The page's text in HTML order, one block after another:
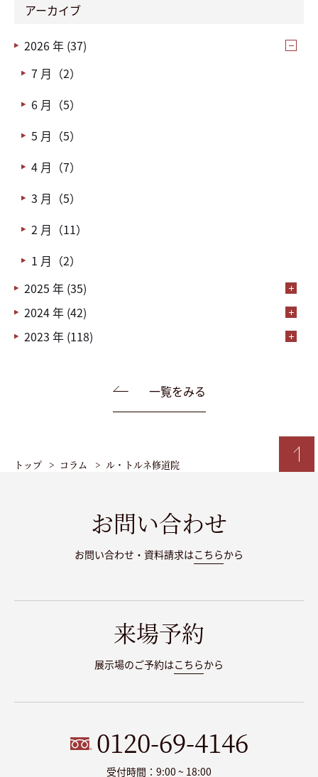
アーカイブ
2026 年 (37)
7 月（2）
6 月（5）
5 月（5）
4 月（7）
3 月（5）
2 月（11）
1 月（2）
2025 年 (35)
2024 年 (42)
2023 年 (118)
一覧をみる
トップ コラム ル・トルネ修道院
お問い合わせ
お問い合わせ・資料請求はこちらから
来場予約
展示場のご予約はこちらから
0120-69-4146
受付時間：9:00 ~ 18:00